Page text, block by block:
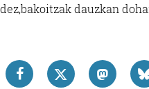
dauzkan